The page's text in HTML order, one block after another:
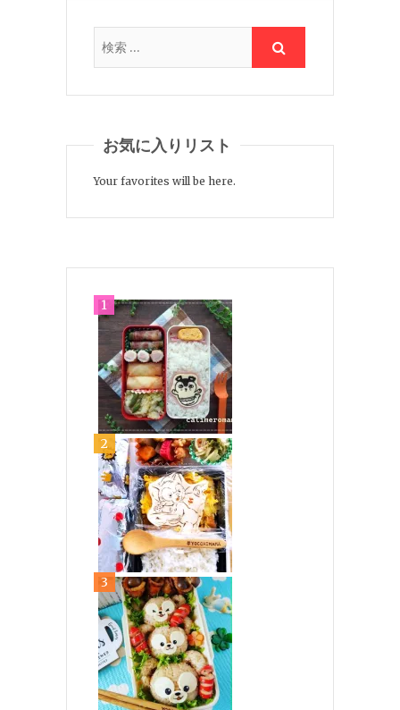
お気に入りリスト
Your favorites will be here.